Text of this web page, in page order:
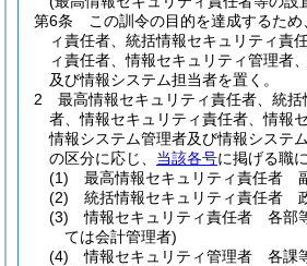
第6条
この訓令の目的を達成するた
ィ責任者、統括情報セキュリティ責
ィ責任者、情報セキュリティ管理者
及び情報システム担当者を置く。
2
最高情報セキュリティ責任者、統
者、情報セキュリティ責任者、情報
情報システム管理者及び情報システム
の区分に応じ、 当該各号に掲げる職
(1)
最高情報セキュリティ責任者
(2)
統括情報セキュリティ責任者
(3)
情報セキュリティ責任者 各部
ては会計管理者)
(4)
情報セキュリティ管理者 各課